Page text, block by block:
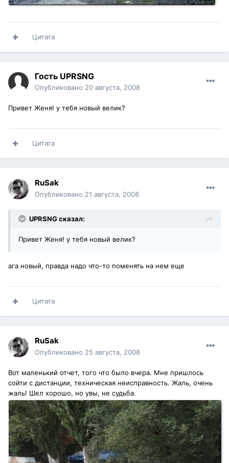
Цитата
Гость UPRSNG
Опубликовано 20 августа, 2008
Привет Женя! у тебя новый велик?
Цитата
RuSak
Опубликовано 21 августа, 2008
UPRSNG сказал:
Привет Женя! у тебя новый велик?
ага новый, правда надо что-то поменять на нем еще
Цитата
RuSak
Опубликовано 25 августа, 2008
Вот маленький отчет, того что было вчера. Мне пришлось
сойти с дистанции, техническая неисправность. Жаль, очень
жаль! Шел хорошо, но увы, не судьба.